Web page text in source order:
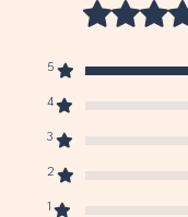
Rated 5 out
5
4
3
2
1